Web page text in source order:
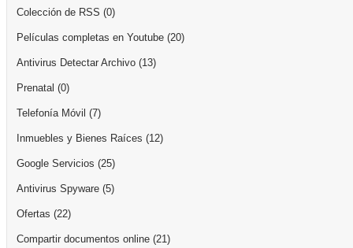
Colección de RSS (0)
Películas completas en Youtube (20)
Antivirus Detectar Archivo (13)
Prenatal (0)
Telefonía Móvil (7)
Inmuebles y Bienes Raíces (12)
Google Servicios (25)
Antivirus Spyware (5)
Ofertas (22)
Compartir documentos online (21)